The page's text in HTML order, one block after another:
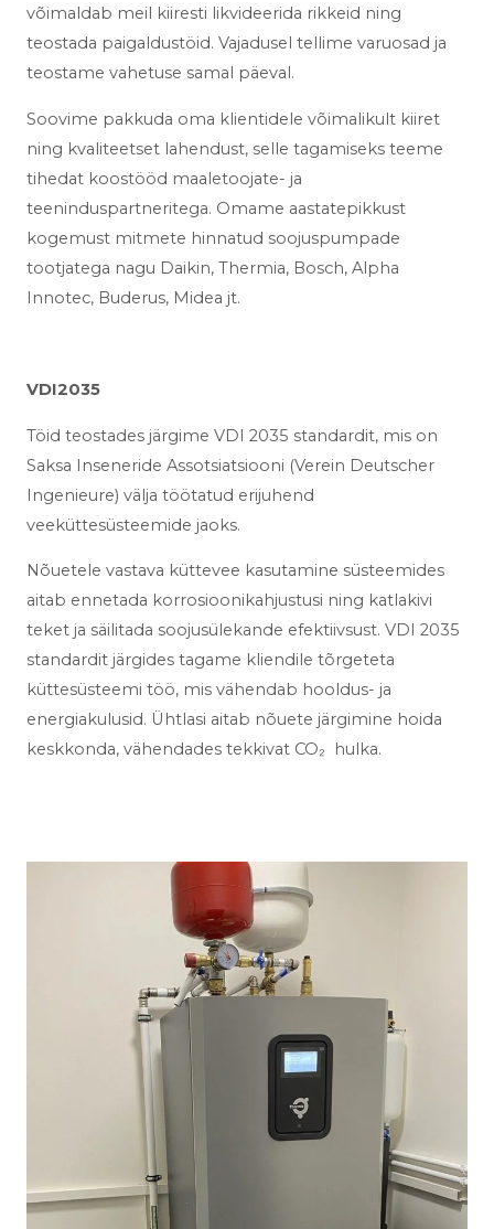
võimaldab meil kiiresti likvideerida rikkeid ning
teostada paigaldustöid. Vajadusel tellime varuosad ja
teostame vahetuse samal päeval.
Soovime pakkuda oma klientidele võimalikult kiiret
ning kvaliteetset lahendust, selle tagamiseks teeme
tihedat koostööd maaletoojate- ja
teeninduspartneritega. Omame aastatepikkust
kogemust mitmete hinnatud soojuspumpade
tootjatega nagu Daikin, Thermia, Bosch, Alpha
Innotec, Buderus, Midea jt.
VDI2035
Töid teostades järgime VDI 2035 standardit, mis on
Saksa Inseneride Assotsiatsiooni (Verein Deutscher
Ingenieure) välja töötatud erijuhend
veeküttesüsteemide jaoks.
Nõuetele vastava küttevee kasutamine süsteemides
aitab ennetada korrosioonikahjustusi ning katlakivi
teket ja säilitada soojusülekande efektiivsust. VDI 2035
standardit järgides tagame kliendile tõrgeteta
küttesüsteemi töö, mis vähendab hooldus- ja
energiakulusid. Ühtlasi aitab nõuete järgimine hoida
keskkonda, vähendades tekkivat CO₂ hulka.